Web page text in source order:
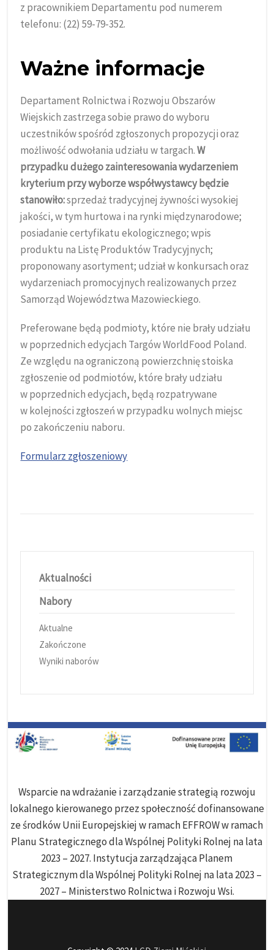
z pracownikiem Departamentu pod numerem
telefonu: (22) 59-79-352.
Ważne informacje
Departament Rolnictwa i Rozwoju Obszarów
Wiejskich zastrzega sobie prawo do wyboru
uczestników spośród zgłoszonych propozycji oraz
możliwość odwołania udziału w targach.W
przypadku dużego zainteresowania wydarzeniem
kryterium przy wyborze współwystawcy będzie
stanowiło:sprzedaż tradycyjnej żywności wysokiej
jakości, w tym hurtowa i na rynki międzynarodowe;
posiadanie certyfikatu ekologicznego; wpis
produktu na Listę Produktów Tradycyjnych;
proponowany asortyment; udział w konkursach oraz
wydarzeniach promocyjnych realizowanych przez
Samorząd Województwa Mazowieckiego.
Preferowane będą podmioty, które nie brały udziału
w poprzednich edycjach Targów WorldFood Poland.
Ze względu na ograniczoną powierzchnię stoiska
zgłoszenie od podmiotów, które brały udziału
w poprzednich edycjach, będą rozpatrywane
w kolejności zgłoszeń w przypadku wolnych miejsc
po zakończeniu naboru.
Formularz zgłoszeniowy
Aktualności
Nabory
Aktualne
Zakończone
Wyniki naborów
Wsparcie na wdrażanie i zarządzanie strategią rozwoju
lokalnego kierowanego przez społeczność dofinansowane
ze środków Unii Europejskiej w ramach EFFROW w ramach
Planu Strategicznego dla Wspólnej Polityki Rolnej na lata
2023 – 2027. Instytucja zarządzająca Planem
Strategicznym dla Wspólnej Polityki Rolnej na lata 2023 –
2027 – Ministerstwo Rolnictwa i Rozwoju Wsi.